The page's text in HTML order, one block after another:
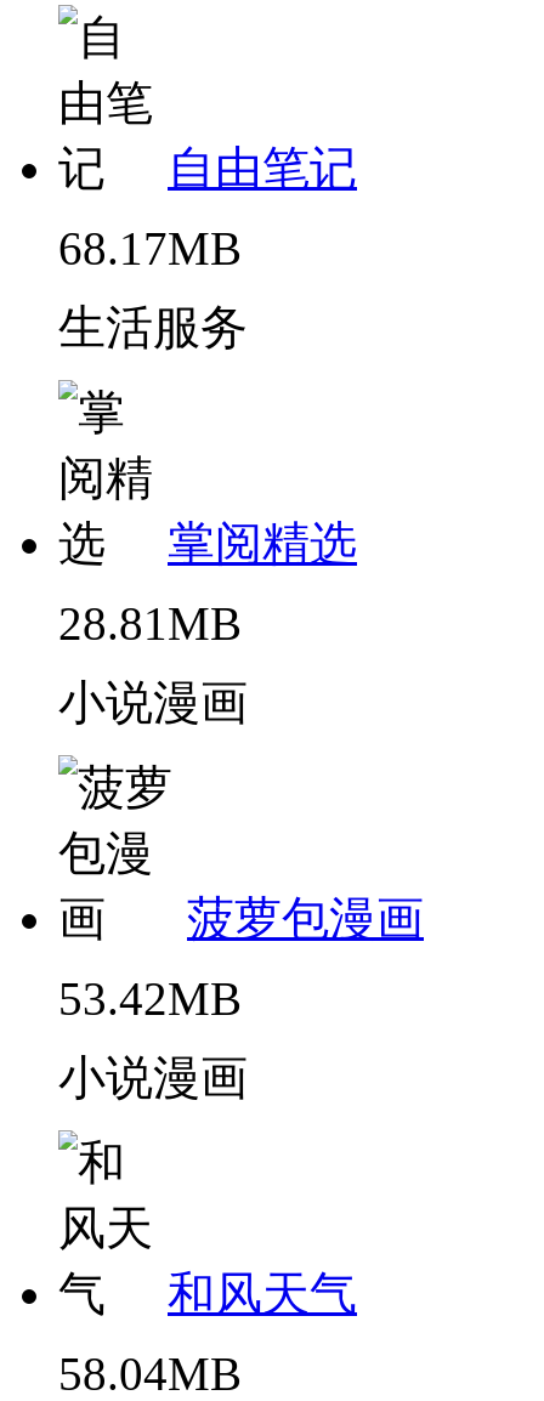
自由笔记
68.17MB
生活服务
掌阅精选
28.81MB
小说漫画
菠萝包漫画
53.42MB
小说漫画
和风天气
58.04MB